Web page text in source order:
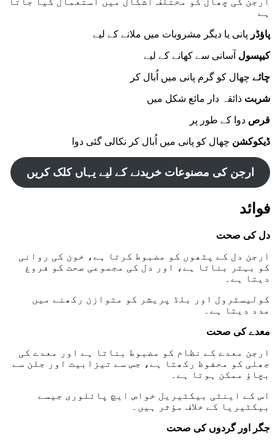
ہے
پاؤڈر پانی یا دیگر مشروبات میں ملانے کے لیے
کیپسول آسانی سے کھانے کے لیے
چائے چھال کو گرم پانی میں اُبال کر
شربت ذائقہ دار مائع شکل میں
قرص دوا کے طور پر
ڈیکوکشن چھال کو پانی میں اُبال کر نکالی گئی دوا
ارجن کی مصنوعات خریدنے کے لیے یہاں کلک کریں
فوائد
دل کی صحت
ارجن دل کے پٹھوں کو مضبوط کرتا ہے، خون کی روانی
کو بہتر بناتا ہے، اور دل کی مجموعی صحت کو فروغ
دیتا ہے۔
کولیسٹرول اور بلڈ پریشر کو متوازن رکھنے میں
مدد دیتا ہے۔
معدے کی صحت
ارجن معدے کے نظام کو مضبوط بناتا ہے اور معدے کی
جھلی کو محفوظ رکھتا ہے، جس سے تیزابیت اور جلن سے
بچاؤ ممکن ہوتا ہے۔
اس کے اینٹی بیکٹیریل خواص ایچ پائلوری جیسے
بیکٹیریا کے خلاف مؤثر ہیں۔
جگر اور گردوں کی صحت